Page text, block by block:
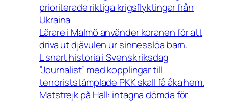
prioriterade riktiga krigsflyktingar från
Ukraina
Lärare i Malmö använder koranen för att
driva ut djävulen ur sinnesslöa barn.
L snart historia i Svensk riksdag
”Journalist” med kopplingar till
terroriststämplade PKK skall få åka hem.
Matstrejk på Hall: intagna dömda för